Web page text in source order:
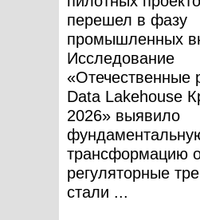
перешел в фазу
промышленных
Исследование
«Отечественные
Data Lakehouse
2026» выявило
трансформацию
регуляторные
стали ...